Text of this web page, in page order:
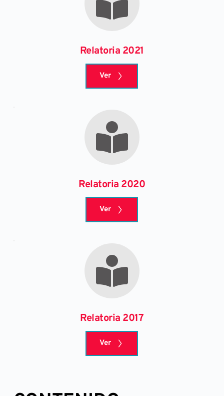
Relatoria 2021
Ver
Relatoria 2020
Ver
Relatoria 2017
Ver